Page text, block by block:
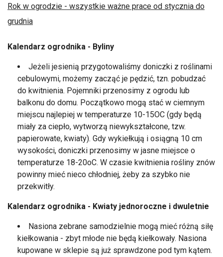
Rok w ogrodzie - wszystkie ważne prace od stycznia do
grudnia
Kalendarz ogrodnika - Byliny
Jeżeli jesienią przygotowaliśmy doniczki z roślinami
cebulowymi, możemy zacząć je pędzić, tzn. pobudzać
do kwitnienia. Pojemniki przenosimy z ogrodu lub
balkonu do domu. Początkowo mogą stać w ciemnym
miejscu najlepiej w temperaturze 10-15OC (gdy będą
miały za ciepło, wytworzą niewykształcone, tzw.
papierowate, kwiaty). Gdy wykiełkują i osiągną 10 cm
wysokości, doniczki przenosimy w jasne miejsce o
temperaturze 18-20oC. W czasie kwitnienia rośliny znów
powinny mieć nieco chłodniej, żeby za szybko nie
przekwitły.
Kalendarz ogrodnika - Kwiaty jednoroczne i dwuletnie
Nasiona zebrane samodzielnie mogą mieć różną siłę
kiełkowania - zbyt młode nie będą kiełkowały. Nasiona
kupowane w sklepie są już sprawdzone pod tym kątem.